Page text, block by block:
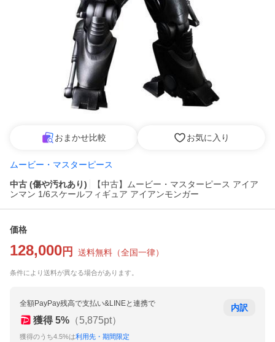
おまかせ比較 お気に入り
ムービー・マスターピース
中古 (傷や汚れあり)
【中古】ムービー・マスターピース アイア
ンマン 1/6スケールフィギュア アイアンモンガー
価格
128,000 円 送料無料 （全国一律）
条件により送料が異なる場合があります。
全額PayPay残高で支払い&LINEと連携で
獲得 5% （5,875pt）
獲得のうち4.5%は利用先・期間限定
内訳